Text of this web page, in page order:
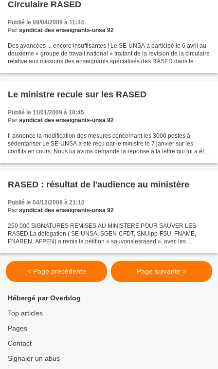
Circulaire RASED
Publié le 09/04/2009 à 11:34
Par syndicat des enseignants-unsa 92
Des avancées ... encore insuffisantes ! Le SE-UNSA a participé le 6 avril au
deuxième « groupe de travail national » traitant de la révision de la circulaire
relative aux missions des enseignants spécialisés des RASED dans le
Le ministre recule sur les RASED
Publié le 11/01/2009 à 18:45
Par syndicat des enseignants-unsa 92
Il annonce la modification des mesures concernant les 3000 postes à
sédentariser Le SE-UNSA a été reçu par le ministre le 7 janvier sur les
conflits en cours. Nous lui avons demandé la réponse à la lettre qui lui a été
RASED : résultat de l'audience au ministère
Publié le 04/12/2008 à 21:10
Par syndicat des enseignants-unsa 92
250 000 SIGNATURES REMISES AU MINISTERE POUR SAUVER LES
RASED La délégation ( SE-UNSA, SGEN-CFDT, SNUipp-FSU, FNAME,
FNAREN, AFPEN) a remis la pétition « sauvonslesrased », avec les
< Page précédente Page suivante >
Hébergé par Overblog
Top articles
Pages
Contact
Signaler un abus